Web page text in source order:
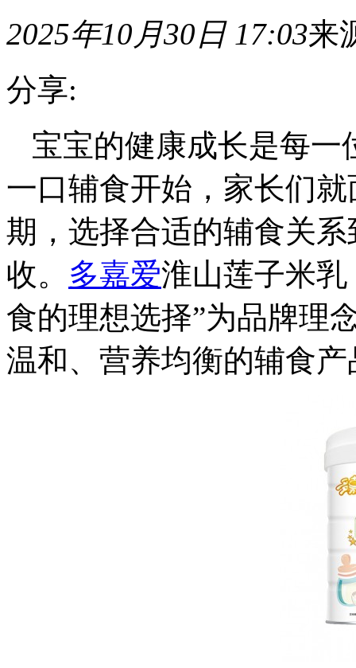
2025年10月30日 17:03来
分享:
宝宝的健康成长是每
一口辅食开始，家长们
期，选择合适的辅食关
收。 多嘉爱淮山莲子米
食的理想选择”为品牌理
温和、营养均衡的辅食产